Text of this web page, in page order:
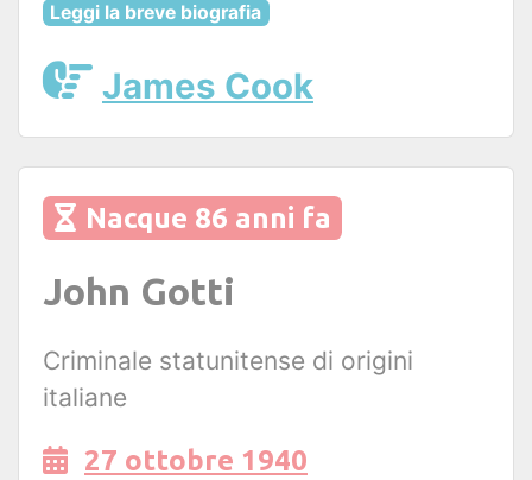
Leggi la breve biografia
James Cook
Nacque 86 anni fa
John Gotti
Criminale statunitense di origini
italiane
27 ottobre 1940